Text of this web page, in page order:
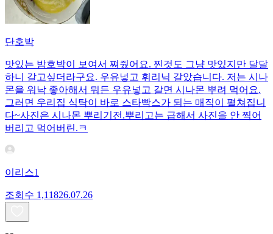
단호박
맛있는 밤호박이 보여서 쪄줬어요. 찐것도 그냥 맛있지만 달달
하니 갈고싶더라구요. 우유넣고 휘리닉 갈았습니다. 저는 시나
몬을 워낙 좋아해서 뭐든 우유넣고 갈면 시나몬 뿌려 먹어요.
그러면 우리집 식탁이 바로 스타빡스가 되는 매직이 펼쳐집니
다~사진은 시나몬 뿌리기전.뿌리고는 급해서 사진을 안 찍어
버리고 먹어버린.ㅋ
이리스1
조회수 1,11826.07.26